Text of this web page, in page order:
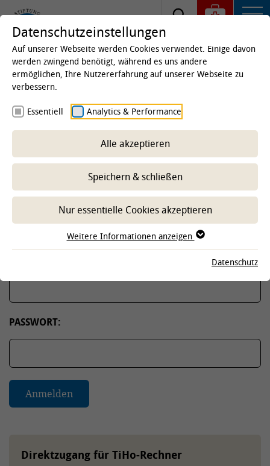
Startseite
TiHo Intranet
Zugang mit Kennworteingabe
Bitte geben Sie IDM-Nummer und Kennwort ein, um sich
im internen Bereich anzumelden.
Anmelden
PASSWORT:
Direktzugang für TiHo-Rechner
Datenschutzeinstellungen
Auf unserer Webseite werden Cookies verwendet. Einige davon
werden zwingend benötigt, während es uns andere
ermöglichen, Ihre Nutzererfahrung auf unserer Webseite zu
verbessern.
Essentiell Analytics & Performance
Alle akzeptieren
Speichern & schließen
Nur essentielle Cookies akzeptieren
Weitere Informationen anzeigen
Datenschutz